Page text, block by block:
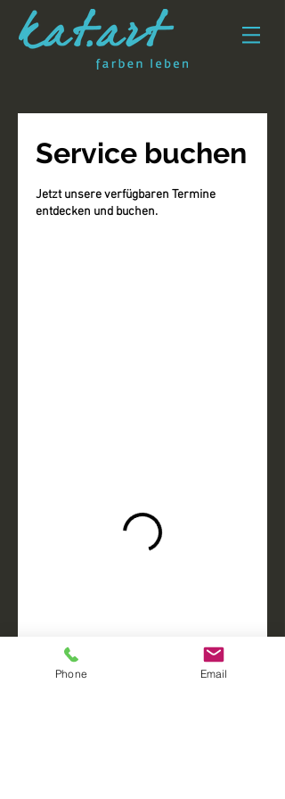
Service buchen
Jetzt unsere verfügbaren Termine
entdecken und buchen.
Phone Email